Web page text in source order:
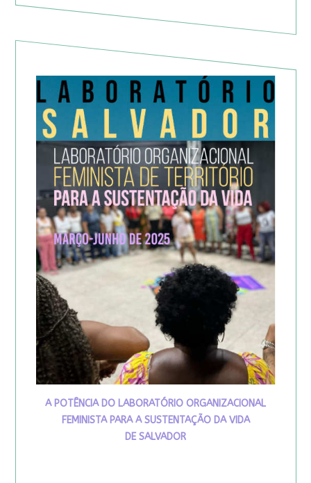
A POTÊNCIA DO LABORATÓRIO ORGANIZACIONAL
FEMINISTA PARA A SUSTENTAÇÃO DA VIDA
DE SALVADOR